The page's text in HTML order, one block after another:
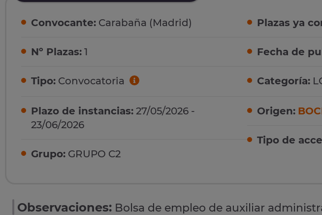
Convocante: Carabaña (Madrid)
Nº Plazas: 1
Tipo: Convocatoria
Plazo de instancias: 27/05/2026 -
23/06/2026
Grupo: GRUPO C2
Plazas ya
Fecha de
Categoría:
Origen:
Tipo de
Observaciones: Bolsa de empleo de auxiliar